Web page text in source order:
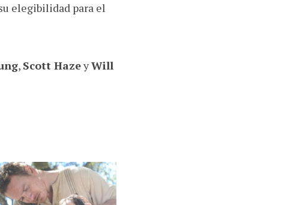
elegibilidad para el
, Scott HazeyWill